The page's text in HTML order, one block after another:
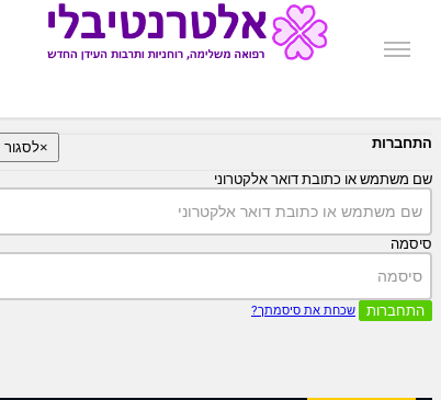
×לסגור התחברות
שם משתמש או כתובת דואר אלקטרוני
סיסמה
התחברות שכחת את סיסמתך?